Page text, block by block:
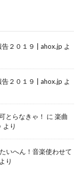
告２０１９ | ahox.jp よ
告２０１９ | ahox.jp よ
とらなきゃ！ に 楽曲
より
たいへん！音楽使わせて
より